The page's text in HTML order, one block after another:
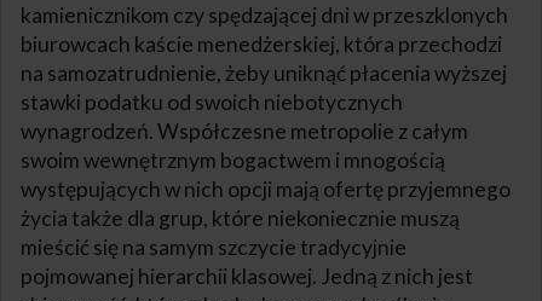
kamienicznikom czy spędzającej dni w przeszklonych
biurowcach kaście menedżerskiej, która przechodzi
na samozatrudnienie, żeby uniknąć płacenia wyższej
stawki podatku od swoich niebotycznych
wynagrodzeń. Współczesne metropolie z całym
swoim wewnętrznym bogactwem i mnogością
występujących w nich opcji mają ofertę przyjemnego
życia także dla grup, które niekoniecznie muszą
mieścić się na samym szczycie tradycyjnie
pojmowanej hierarchii klasowej. Jedną z nich jest